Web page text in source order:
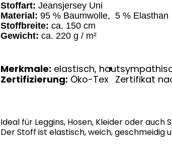
Stoffart: Jeansjersey Uni
Material: 95 % Baumwolle, 5 % Elasthan
Stoffbreite: ca. 150 cm
Gewicht: ca. 220 g / m²
Merkmale: elastisch,
Zertifizierung: Öko-Tex
®
Zertifikat
Ideal für Leggins, Hosen, Kleider oder auch
Der Stoff ist elastisch, weich, geschmeidig